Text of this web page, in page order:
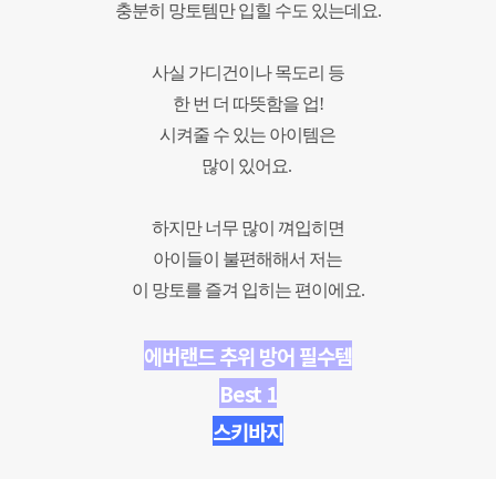
충분히 망토템만 입힐 수도 있는데요.
사실 가디건이나 목도리 등
한 번 더 따뜻함을 업!
시켜줄 수 있는 아이템은
많이 있어요.
하지만 너무 많이 껴입히면
아이들이 불편해해서 저는
이 망토를 즐겨 입히는 편이에요.
에버랜드 추위 방어 필수템
Best 1
스키바지